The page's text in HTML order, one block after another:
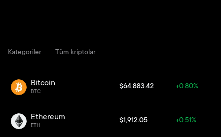
Kategoriler Tüm kriptolar
Bitcoin
BTC
$64,883.42 +0.80%
Ethereum
ETH
$1,912.05 +0.51%